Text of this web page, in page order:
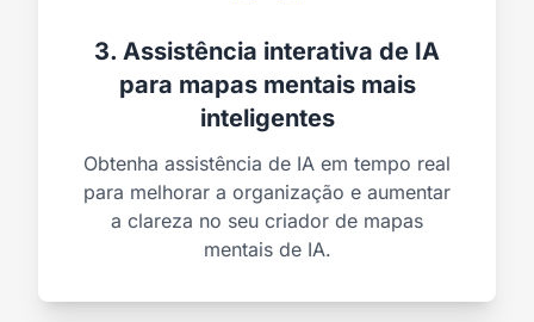
3. Assistência interativa de IA
para mapas mentais mais
inteligentes
Obtenha assistência de IA em tempo real
para melhorar a organização e aumentar
a clareza no seu criador de mapas
mentais de IA.